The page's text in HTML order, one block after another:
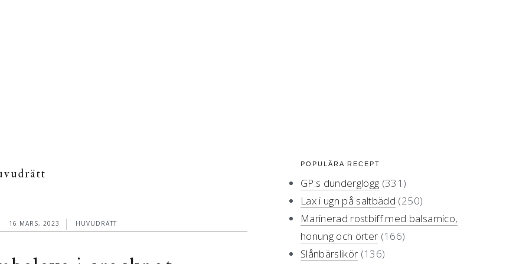
16 MARS, 2023 HUVUDRÄTT
primärt
sidofält
POPULÄRA RECEPT
GP:s dunderglögg (331)
Lax i ugn på saltbädd (250)
Marinerad rostbiff med balsamico,
honung och örter (166)
Slånbärslikör (136)